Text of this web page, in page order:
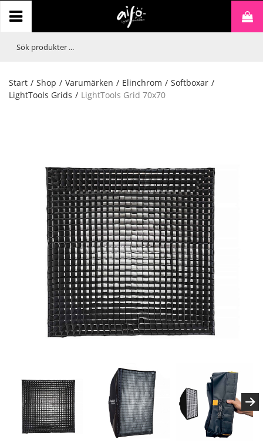
Start / Shop / Varumärken / Elinchrom / Softboxar /
LightTools Grids / LightTools Grid 70x70